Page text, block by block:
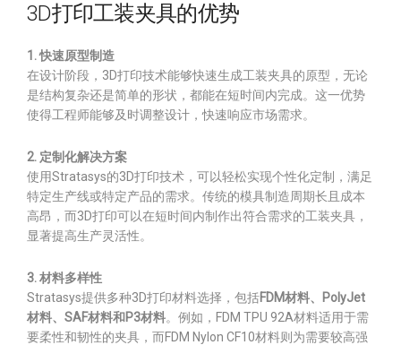
3D打印工装夹具的优势
1. 快速原型制造
在设计阶段，3D打印技术能够快速生成工装夹具的原型，无论
是结构复杂还是简单的形状，都能在短时间内完成。这一优势
使得工程师能够及时调整设计，快速响应市场需求。
2. 定制化解决方案
使用Stratasys的3D打印技术，可以轻松实现个性化定制，满足
特定生产线或特定产品的需求。传统的模具制造周期长且成本
高昂，而3D打印可以在短时间内制作出符合需求的工装夹具，
显著提高生产灵活性。
3. 材料多样性
Stratasys提供多种3D打印材料选择，包括FDM材料、PolyJet
材料、SAF材料和P3材料。例如，FDM TPU 92A材料适用于需
要柔性和韧性的夹具，而FDM Nylon CF10材料则为需要较高强